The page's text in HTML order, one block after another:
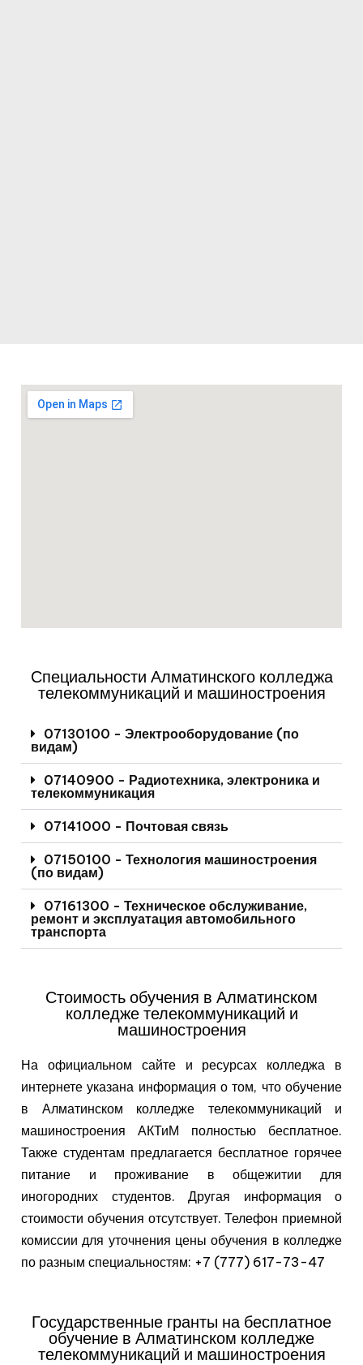
Специальности Алматинского колледжа
телекоммуникаций и машиностроения
07130100 - Электрооборудование (по
видам)
07140900 - Радиотехника, электроника и
телекоммуникация
07141000 - Почтовая связь
07150100 - Технология машиностроения
(по видам)
07161300 - Техническое обслуживание,
ремонт и эксплуатация автомобильного
транспорта
Стоимость обучения в Алматинском
колледже телекоммуникаций и
машиностроения
На официальном сайте и ресурсах колледжа в
интернете указана информация о том, что обучение
в Алматинском колледже телекоммуникаций и
машиностроения АКТиМ полностью бесплатное.
Также студентам предлагается бесплатное горячее
питание и проживание в общежитии для
иногородних студентов. Другая информация о
стоимости обучения отсутствует. Телефон приемной
комиссии для уточнения цены обучения в колледже
по разным специальностям: +7 (777) 617-73-47
Государственные гранты на бесплатное
обучение в Алматинском колледже
телекоммуникаций и машиностроения